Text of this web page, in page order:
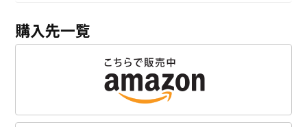
購入先一覧